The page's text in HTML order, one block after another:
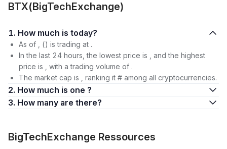
BTX(BigTechExchange)
1. How much is today?
As of , () is trading at .
In the last 24 hours, the lowest price is , and the highest
price is , with a trading volume of .
The market cap is , ranking it # among all cryptocurrencies.
2. How much is one ?
3. How many are there?
BigTechExchange Ressources